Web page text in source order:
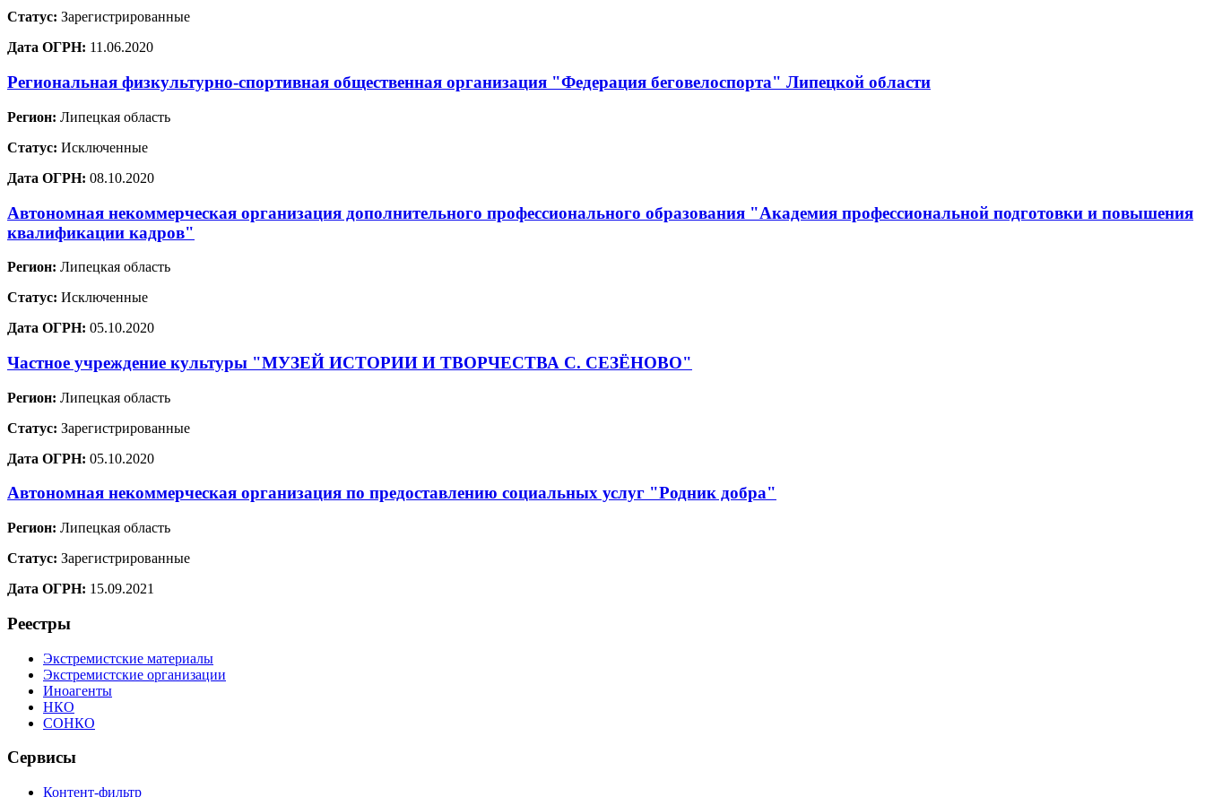
Статус: Зарегистрированные
Дата ОГРН: 11.06.2020
Региональная физкультурно-спортивная общественная организация "Федерация беговелоспорта" Липецкой области
Регион: Липецкая область
Статус: Исключенные
Дата ОГРН: 08.10.2020
Автономная некоммерческая организация дополнительного профессионального образования "Академия профессиональной подготовки и повышения
квалификации кадров"
Регион: Липецкая область
Статус: Исключенные
Дата ОГРН: 05.10.2020
Частное учреждение культуры "МУЗЕЙ ИСТОРИИ И ТВОРЧЕСТВА С. СЕЗЁНОВО"
Регион: Липецкая область
Статус: Зарегистрированные
Дата ОГРН: 05.10.2020
Автономная некоммерческая организация по предоставлению социальных услуг "Родник добра"
Регион: Липецкая область
Статус: Зарегистрированные
Дата ОГРН: 15.09.2021
Реестры
Экстремистские материалы
Экстремистские организации
Иноагенты
НКО
СОНКО
Сервисы
Контент-фильтр